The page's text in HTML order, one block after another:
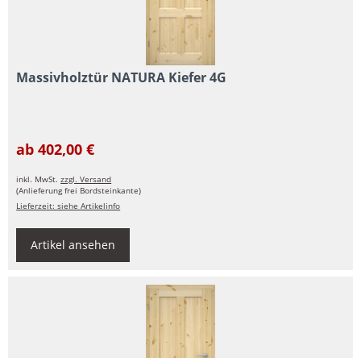
Massivholztür NATURA Kiefer 4G
ab 402,00 €
inkl. MwSt.zzgl. Versand
(Anlieferung frei Bordsteinkante)
Lieferzeit: siehe Artikelinfo
Artikel ansehen